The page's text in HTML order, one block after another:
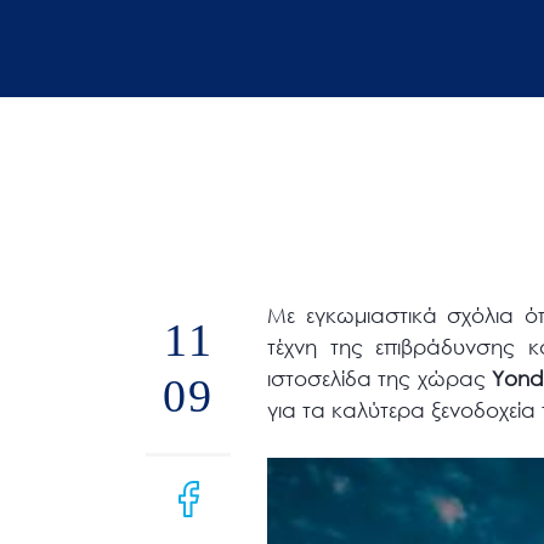
προβλήματα
11
09
Με εγκωμιαστικά σχόλια
τέχνη της επιβράδυνσης
ιστοσελίδα της χώραςY
για τα καλύτερα ξενοδοχεία